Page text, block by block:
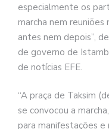
especialmente os
marcha nem reuniões
antes nem depois”,
de governo de
de notícias EFE.
“A praça de Taksim
se convocou a
para manifestações e